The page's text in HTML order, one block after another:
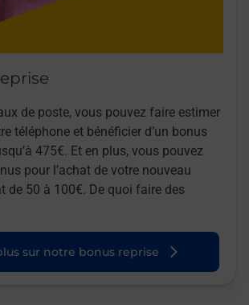
de poste, vous pouvez faire estimer
téléphone et bénéficier d’un bonus
475€. Et en plus, vous pouvez
pour l’achat de votre nouveau
de 50 à 100€. De quoi faire des
sur notre bonus reprise